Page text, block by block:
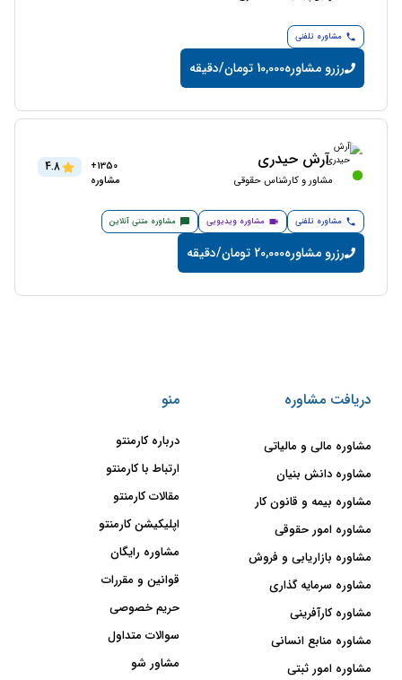
مشاوره تلفنی
رزرو مشاوره10,000 تومان/دقیقه
آرش حیدری
مشاور و کارشناس حقوقی
1350+
مشاوره
4.8
مشاوره تلفنی مشاوره ویدیویی مشاوره متنی آنلاین
رزرو مشاوره20,000 تومان/دقیقه
دریافت مشاوره
مشاوره مالی و مالیاتی
مشاوره دانش بنیان
مشاوره بیمه و قانون کار
مشاوره امور حقوقی
مشاوره بازاریابی و فروش
مشاوره سرمایه گذاری
مشاوره کارآفرینی
مشاوره منابع انسانی
مشاوره امور ثبتی
منو
درباره کارمنتو
ارتباط با کارمنتو
مقالات کارمنتو
اپلیکیشن کارمنتو
مشاوره رایگان
قوانین و مقررات
حریم خصوصی
سوالات متداول
مشاور شو